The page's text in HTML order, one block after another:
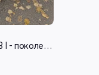
Chevrolet Nexia 3 I - поколение